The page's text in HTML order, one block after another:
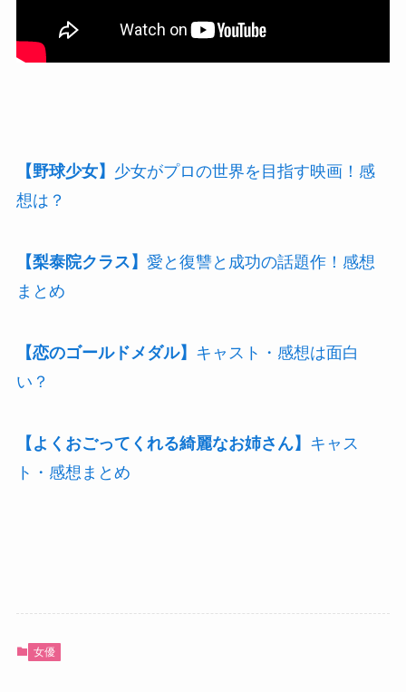
【野球少女】 少女がプロの世界を目指す映画！感
想は？
【梨泰院クラス】 愛と復讐と成功の話題作！感想
まとめ
【恋のゴールドメダル】 キャスト・感想は面白
い？
【よくおごってくれる綺麗なお姉さん】 キャス
ト・感想まとめ
女優